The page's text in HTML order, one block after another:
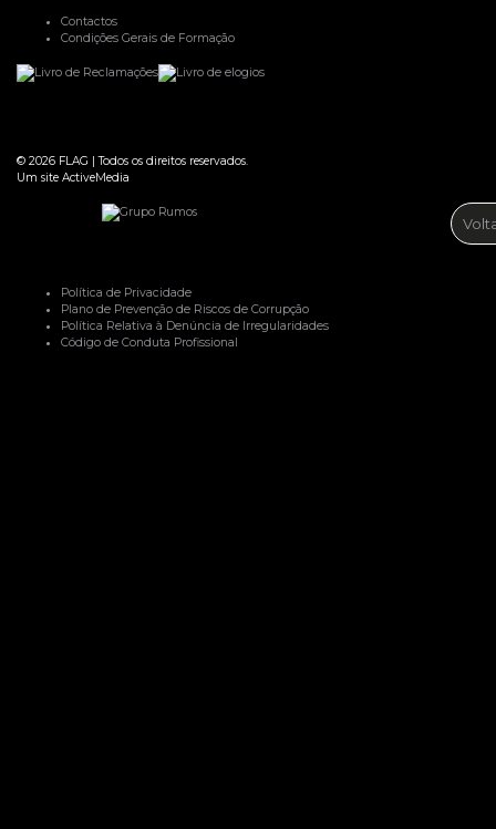
Contactos
Condições Gerais de Formação
© 2026 FLAG |Todos os direitos reservados.
Um site ActiveMedia
Política de Privacidade
Plano de Prevenção de Riscos de Corrupção
Política Relativa à Denúncia de Irregularidades
Código de Conduta Profissional